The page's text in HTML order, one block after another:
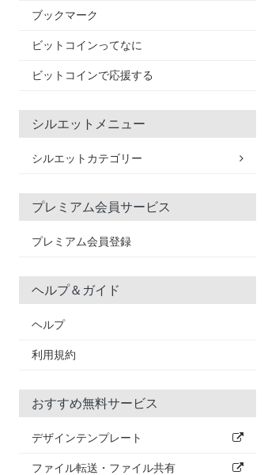
ブックマーク
ビットコインってなに
ビットコインで応援する
シルエットメニュー
シルエットカテゴリー
プレミアム会員サービス
プレミアム会員登録
ヘルプ＆ガイド
ヘルプ
利用規約
おすすめ無料サービス
デザインテンプレート
ファイル転送・ファイル共有